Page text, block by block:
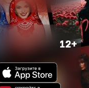
12+